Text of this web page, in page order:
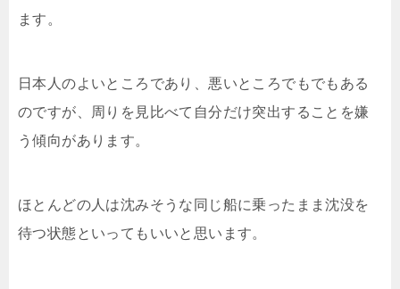
ます。
日本人のよいところであり、悪いところでもでもある
のですが、周りを見比べて自分だけ突出することを嫌
う傾向があります。
ほとんどの人は沈みそうな同じ船に乗ったまま沈没を
待つ状態といってもいいと思います。